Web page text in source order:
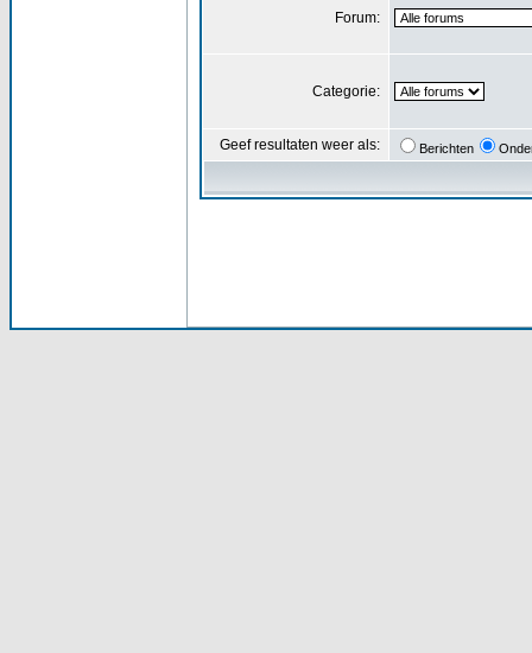
Forum:
Categorie:
Geef resultaten weer als: Berichten